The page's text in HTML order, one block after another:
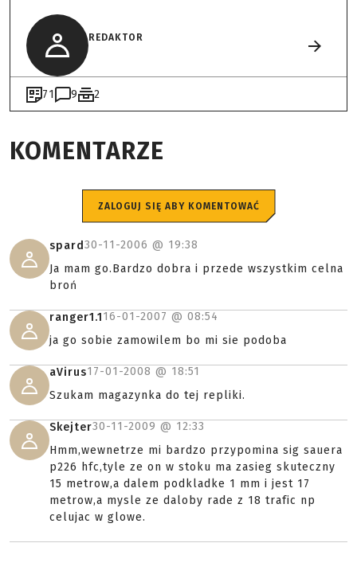
REDAKTOR
71 9 2
KOMENTARZE
ZALOGUJ SIĘ ABY KOMENTOWAĆ
spard30-11-2006 @ 19:38
Ja mam go.Bardzo dobra i przede wszystkim celna
broń
ranger1.116-01-2007 @ 08:54
ja go sobie zamowilem bo mi sie podoba
aVirus17-01-2008 @ 18:51
Szukam magazynka do tej repliki.
Skejter30-11-2009 @ 12:33
Hmm,wewnetrze mi bardzo przypomina sig sauera
p226 hfc,tyle ze on w stoku ma zasieg skuteczny
15 metrow,a dalem podkladke 1 mm i jest 17
metrow,a mysle ze daloby rade z 18 trafic np
celujac w glowe.